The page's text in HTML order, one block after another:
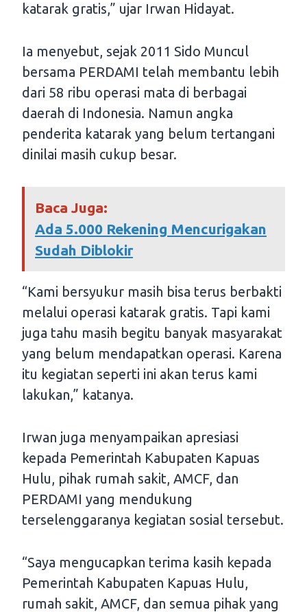
katarak gratis,” ujar Irwan Hidayat.
Ia menyebut, sejak 2011 Sido Muncul
bersama PERDAMI telah membantu lebih
dari 58 ribu operasi mata di berbagai
daerah di Indonesia. Namun angka
penderita katarak yang belum tertangani
dinilai masih cukup besar.
Baca Juga:
Ada 5.000 Rekening Mencurigakan
Sudah Diblokir
“Kami bersyukur masih bisa terus berbakti
melalui operasi katarak gratis. Tapi kami
juga tahu masih begitu banyak masyarakat
yang belum mendapatkan operasi. Karena
itu kegiatan seperti ini akan terus kami
lakukan,” katanya.
Irwan juga menyampaikan apresiasi
kepada Pemerintah Kabupaten Kapuas
Hulu, pihak rumah sakit, AMCF, dan
PERDAMI yang mendukung
terselenggaranya kegiatan sosial tersebut.
“Saya mengucapkan terima kasih kepada
Pemerintah Kabupaten Kapuas Hulu,
rumah sakit, AMCF, dan semua pihak yang